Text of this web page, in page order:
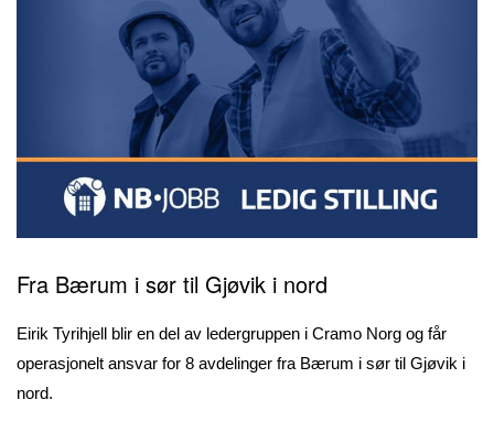
Fra Bærum i sør til Gjøvik i nord
Eirik Tyrihjell blir en del av ledergruppen i Cramo Norg og får
operasjonelt ansvar for 8 avdelinger fra Bærum i sør til Gjøvik i
nord.